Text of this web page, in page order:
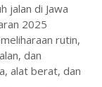
jalan di Jawa
2025
rutin,
dan
alat berat, dan